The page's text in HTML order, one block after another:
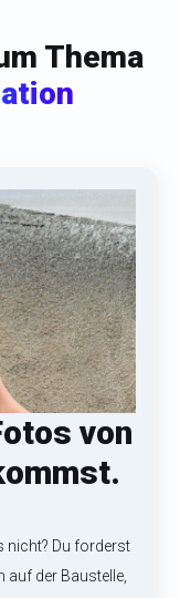
Thema
von
nicht? Du forderst
auf der Baustelle,